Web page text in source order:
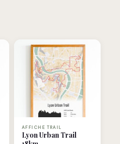
AFFICHE TRAIL
Lyon Urban Trail